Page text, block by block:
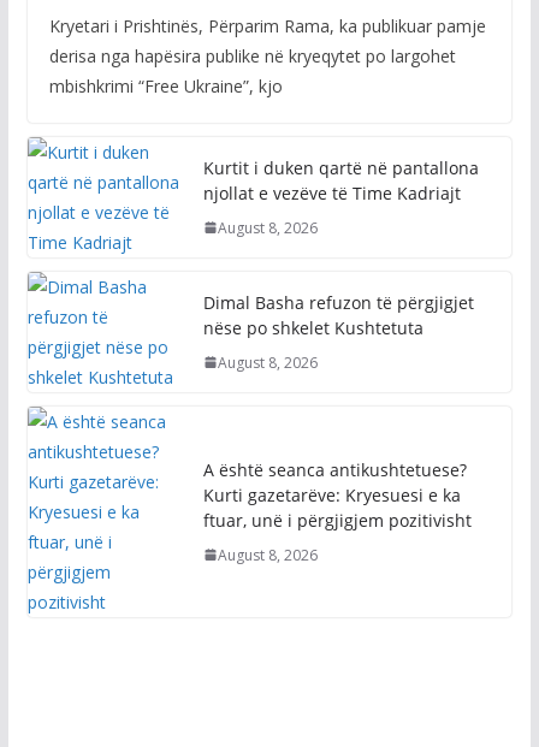
derisa nga hapësira publike në kryeqytet po largohet
mbishkrimi “Free Ukraine”, kjo
njollat e vezëve të Time Kadriajt
nëse po shkelet Kushtetuta
Kurti gazetarëve: Kryesuesi e ka
ftuar, unë i përgjigjem pozitivisht